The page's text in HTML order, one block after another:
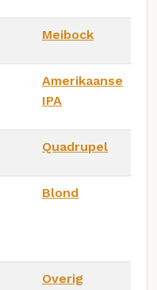
Meibock
Amerikaanse
IPA
Quadrupel
Blond
Overig